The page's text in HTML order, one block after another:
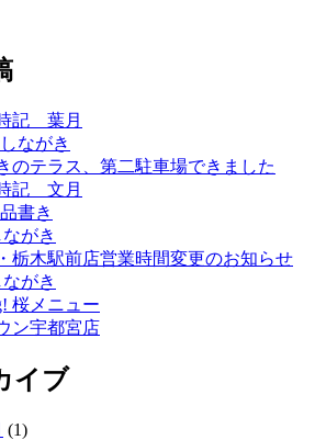
記 葉月
ながき
のテラス、第二駐車場できました
記 文月
書き
がき
栃木駅前店営業時間変更のお知らせ
がき
桜メニュー
ン宇都宮店
イブ
(1)